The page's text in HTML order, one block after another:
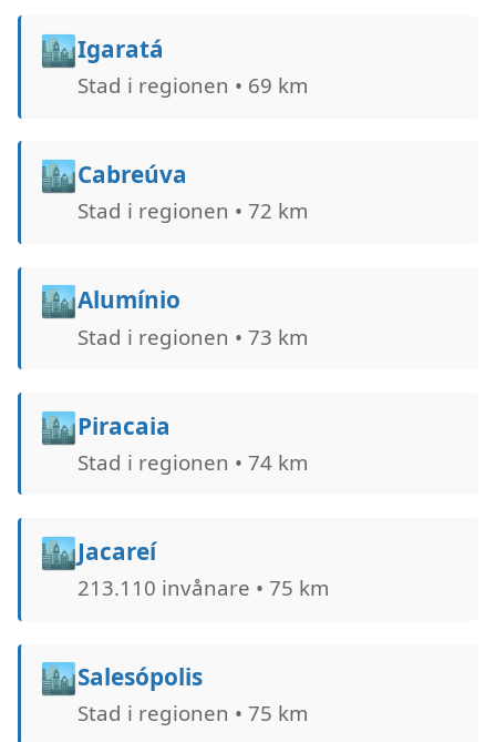
🏙️Igaratá
Stad i regionen • 69 km
🏙️Cabreúva
Stad i regionen • 72 km
🏙️Alumínio
Stad i regionen • 73 km
🏙️Piracaia
Stad i regionen • 74 km
🏙️Jacareí
213.110 invånare • 75 km
🏙️Salesópolis
Stad i regionen • 75 km